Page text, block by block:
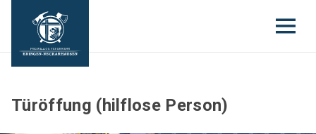
Türöffung (hilflose Person)